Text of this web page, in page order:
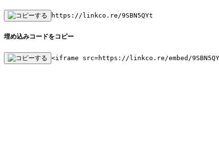
https://linkco.re/9SBN5QYt
埋め込みコードをコピー
<iframe src=https://linkco.re/embed/